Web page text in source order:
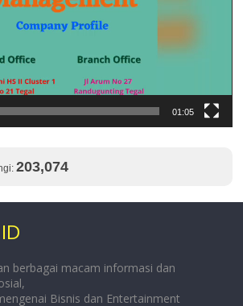
01:05
203,074
berbagai macam informasi dan
Bisnis dan Entertainment